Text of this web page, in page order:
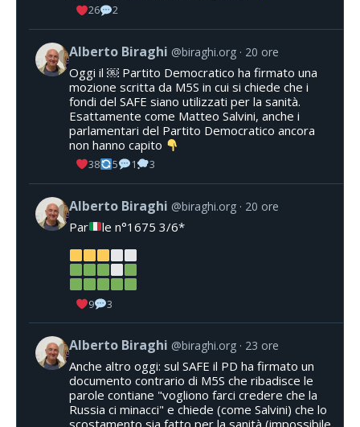
26 2
Alberto Biraghi @biraghi.org 20 ore
Oggi il ￼ Partito Democratico ha firmato una
mozione scritta da M5S in cui si chiede che i
fondi del SAFE siano utilizzati per la sanità.
Esattamente come Matteo Salvini, anche i
parlamentari del Partito Democratico ancora
non hanno capito
38 5 1 3
Alberto Biraghi @biraghi.org 20 ore
Par le n°1675 3/6*
9 3
Alberto Biraghi @biraghi.org 23 ore
Anche altro oggi: sul SAFE il PD ha firmato un
documento contrario di M5S che ribadisce le
parole contiane "vogliono farci credere che la
Russia ci minacci" e chiede (come Salvini) che lo